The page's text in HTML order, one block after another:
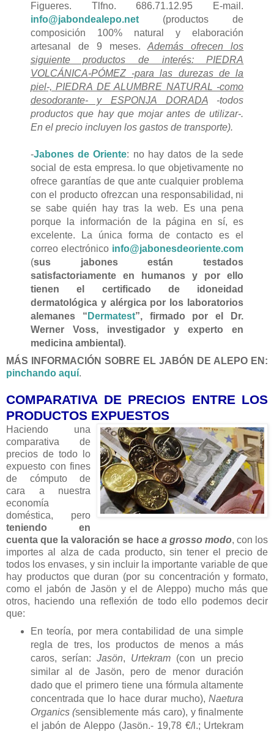
Figueres. Tlfno. 686.71.12.95 E-mail.
info@jabondealepo.net(productos de
composición 100% natural y elaboración
artesanal de 9 meses.Además ofrecen los
siguiente productos de interés: PIEDRA
VOLCÁNICA-PÓMEZ -para las durezas de la
piel-, PIEDRA DE ALUMBRE NATURAL -como
desodorante- y ESPONJA DORADA-todos
productos que hay que mojar antes de utilizar-.
En el precio incluyen los gastos de transporte).
-Jabones de Oriente: no hay datos de la sede
social de esta empresa. lo que objetivamente no
ofrece garantías de que ante cualquier problema
con el producto ofrezcan una responsabilidad, ni
se sabe quién hay tras la web. Es una pena
porque la información de la página en sí, es
excelente. La única forma de contacto es el
correo electrónico info@jabonesdeoriente.com
(sus jabones están testados
satisfactoriamente en humanos y por ello
tienen el certificado de idoneidad
dermatológica y alérgica por los laboratorios
alemanes “ Dermatest”, firmado por el Dr.
Werner Voss, investigador y experto en
medicina ambiental).
MÁS INFORMACIÓN SOBRE EL JABÓN DE ALEPO EN:
pinchando aquí.
COMPARATIVA DE PRECIOS ENTRE LOS
PRODUCTOS EXPUESTOS
Haciendo una
comparativa de
precios de todo lo
expuesto con fines
de cómputo de
cara a nuestra
economía
doméstica, pero
teniendo en
cuenta que la valoración se hace a grosso modo, con los
importes al alza de cada producto, sin tener el precio de
todos los envases, y sin incluir la importante variable de que
hay productos que duran (por su concentración y formato,
como el jabón de Jasön y el de Aleppo) mucho más que
otros, haciendo una reflexión de todo ello podemos decir
que:
En teoría, por mera contabilidad de una simple
regla de tres, los productos de menos a más
caros, serían:Jasön, Urtekram (con un precio
similar al de Jasön, pero de menor duración
dado que el primero tiene una fórmula altamente
concentrada que lo hace durar mucho),Naetura
Organics (sensiblemente más caro), y finalmente
el jabón de Aleppo (Jasön.- 19,78 €/l.; Urtekram